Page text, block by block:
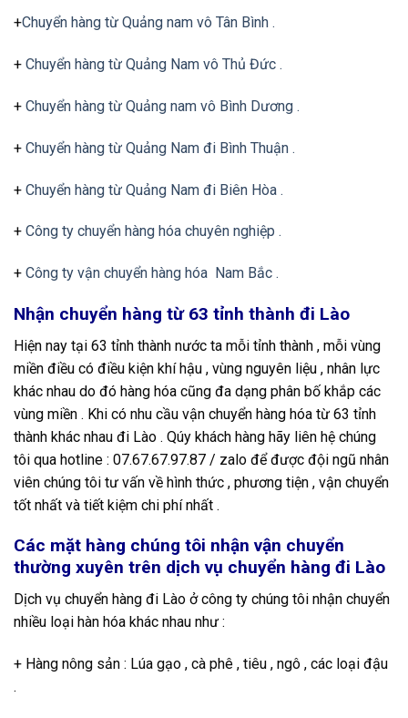
+Chuyển hàng từ Quảng nam vô Tân Bình .
+ Chuyển hàng từ Quảng Nam vô Thủ Đức .
+ Chuyển hàng từ Quảng nam vô Bình Dương .
+ Chuyển hàng từ Quảng Nam đi Bình Thuận .
+ Chuyển hàng từ Quảng Nam đi Biên Hòa .
+ Công ty chuyển hàng hóa chuyên nghiệp .
+ Công ty vận chuyển hàng hóa Nam Bắc .
Nhận chuyển hàng từ 63 tỉnh thành đi Lào
Hiện nay tại 63 tỉnh thành nước ta mỗi tỉnh thành , mỗi vùng
miền điều có điều kiện khí hậu , vùng nguyên liệu , nhân lực
khác nhau do đó hàng hóa cũng đa dạng phân bố khắp các
vùng miền . Khi có nhu cầu vận chuyển hàng hóa từ 63 tỉnh
thành khác nhau đi Lào . Qúy khách hàng hãy liên hệ chúng
tôi qua hotline : 07.67.67.97.87 / zalo để được đội ngũ nhân
viên chúng tôi tư vấn về hình thức , phương tiện , vận chuyển
tốt nhất và tiết kiệm chi phí nhất .
Các mặt hàng chúng tôi nhận vận chuyển
thường xuyên trên dịch vụ chuyển hàng đi Lào
Dịch vụ chuyển hàng đi Lào ở công ty chúng tôi nhận chuyển
nhiều loại hàn hóa khác nhau như :
+ Hàng nông sản : Lúa gạo , cà phê , tiêu , ngô , các loại đậu
.